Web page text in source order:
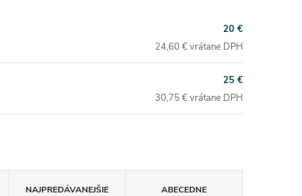
20 €
24,60 € vrátane DPH
25 €
30,75 € vrátane DPH
NAJPREDÁVANEJŠIE ABECEDNE